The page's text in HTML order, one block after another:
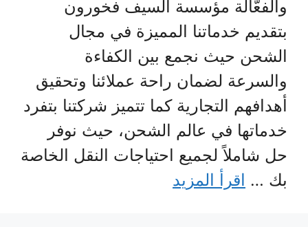
والفعّالة مؤسسة السيف فخورون
بتقديم خدماتنا المميزة في مجال
الشحن حيث نجمع بين الكفاءة
والسرعة لضمان راحة عملائنا وتحقيق
أهدافهم التجارية كما تتميز شركتنا بتفرد
خدماتها في عالم الشحن، حيث نوفر
حل شاملاً لجميع احتياجات النقل الخاصة
بك … اقرأ المزيد